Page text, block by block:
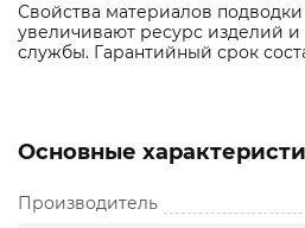
Свойства материалов подводки
увеличивают ресурс изделий
службы. Гарантийный срок
Основные
Производитель